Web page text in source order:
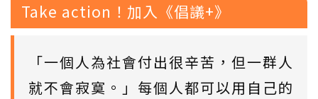
Take action！加入《倡議+》
「一個人為社會付出很辛苦，但一群人
就不會寂寞。」每個人都可以用自己的